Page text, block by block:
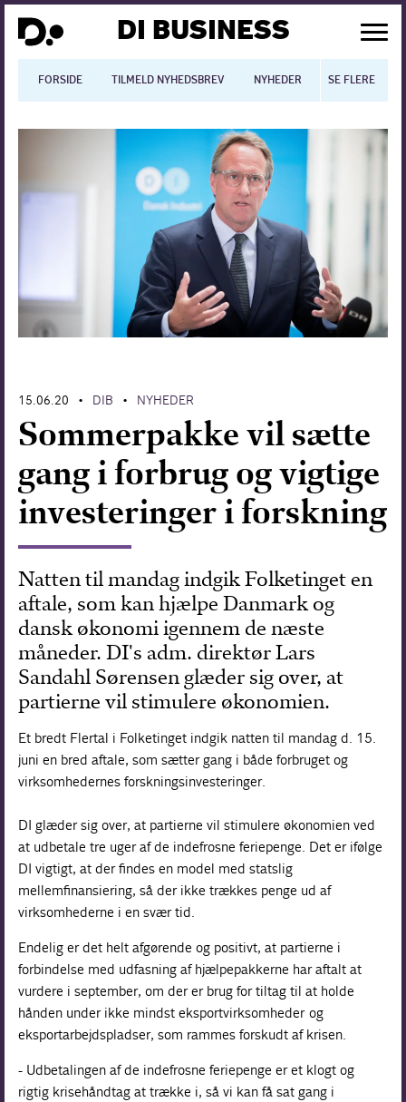
DI BUSINESS
FORSIDE TILMELD NYHEDSBREV NYHEDER BLOGS
SE FLERE
Dansk økonomi
Digitalisering
International økonomi
Arbejdsmiljø
Arbejdsmarkedet
Europapolitik
Forskning
15.06.20 • DIB • NYHEDER
Sommerpakke vil sætte
gang i forbrug og vigtige
investeringer i forskning
Natten til mandag indgik Folketinget en
aftale, som kan hjælpe Danmark og
dansk økonomi igennem de næste
måneder. DI's adm. direktør Lars
Sandahl Sørensen glæder sig over, at
partierne vil stimulere økonomien.
Et bredt Flertal i Folketinget indgik natten til mandag d. 15.
juni en bred aftale, som sætter gang i både forbruget og
virksomhedernes forskningsinvesteringer.
DI glæder sig over, at partierne vil stimulere økonomien ved
at udbetale tre uger af de indefrosne feriepenge. Det er ifølge
DI vigtigt, at der findes en model med statslig
mellemfinansiering, så der ikke trækkes penge ud af
virksomhederne i en svær tid.
Endelig er det helt afgørende og positivt, at partierne i
forbindelse med udfasning af hjælpepakkerne har aftalt at
vurdere i september, om der er brug for tiltag til at holde
hånden under ikke mindst eksportvirksomheder og
eksportarbejdspladser, som rammes forskudt af krisen.
- Udbetalingen af de indefrosne feriepenge er et klogt og
rigtig krisehåndtag at trække i, så vi kan få sat gang i